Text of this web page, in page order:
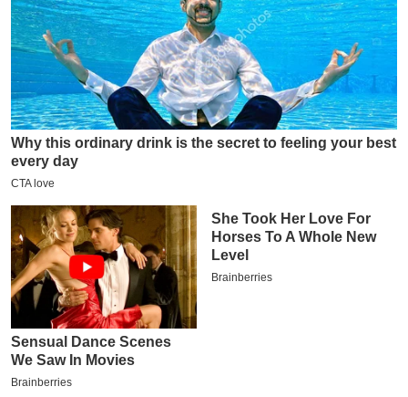
2
0
2
6
क्रा
इ
म
ई
-
पे
प
र
मि
सा
ल